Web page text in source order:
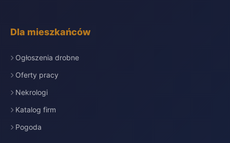
Dla mieszkańców
Ogłoszenia drobne
Oferty pracy
Nekrologi
Katalog firm
Pogoda